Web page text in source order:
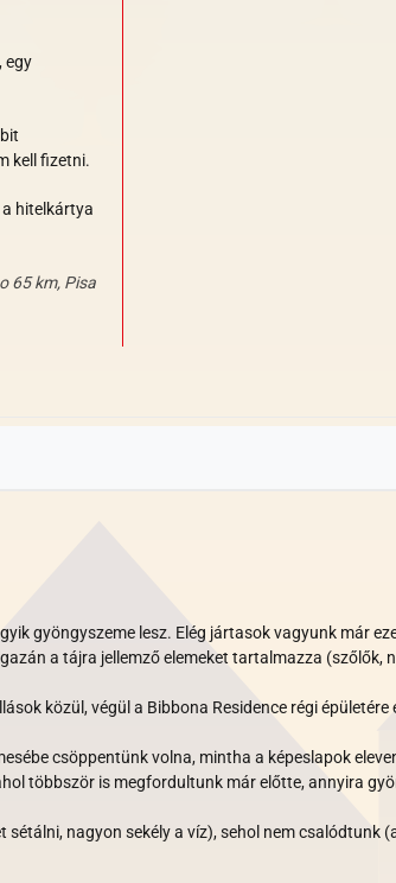
egy
kell fizetni.
hitelkártya
65 km, Pisa
gyöngyszeme lesz. Elég jártasok vagyunk már
a tájra jellemző elemeket tartalmazza (szőlők,
közül, végül a Bibbona Residence régi
csöppentünk volna, mintha a képeslapok
többször is megfordultunk már előtte, annyira
nagyon sekély a víz), sehol nem csalódtunk